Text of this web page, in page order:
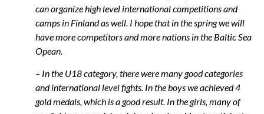
can organize high level international competitions and
camps in Finland as well. I hope that in the spring we will
have more competitors and more nations in the Baltic Sea
Opean.
– In the U18 category, there were many good categories
and international level fights. In the boys we achieved 4
gold medals, which is a good result. In the girls, many of